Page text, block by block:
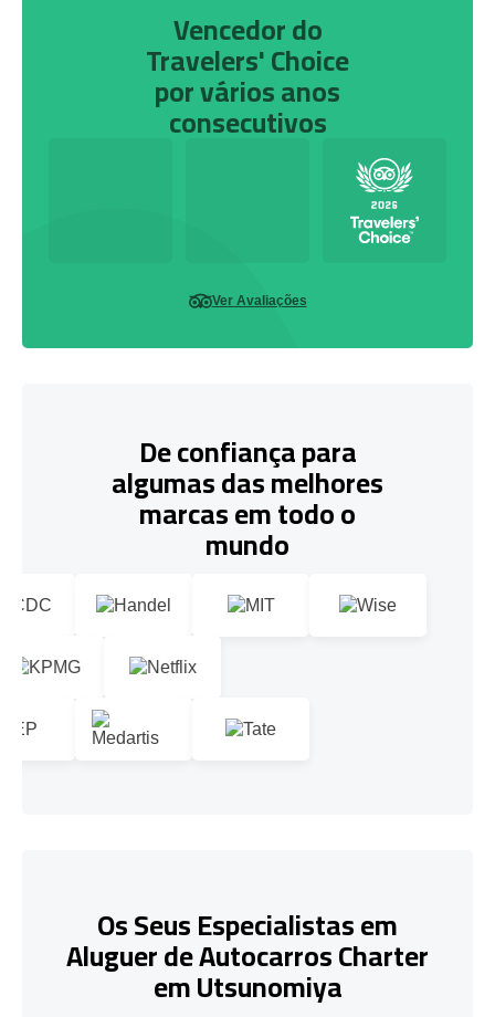
Vencedor do
Travelers' Choice
por vários anos
consecutivos
Ver Avaliações
De confiança para
algumas das melhores
marcas em todo o
mundo
Os Seus Especialistas em
Aluguer de Autocarros Charter
em Utsunomiya